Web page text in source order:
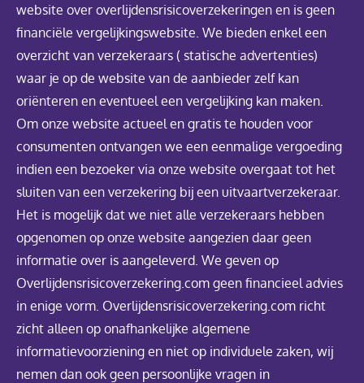
website over overlijdensrisicoverzekeringen en is geen
financiële vergelijkingswebsite. We bieden enkel een
overzicht van verzekeraars ( statische advertenties)
waar je op de website van de aanbieder zelf kan
oriënteren en eventueel een vergelijking kan maken.
Om onze website actueel en gratis te houden voor
consumenten ontvangen we een eenmalige vergoeding
indien een bezoeker via onze website overgaat tot het
sluiten van een verzekering bij een uitvaartverzekeraar.
Het is mogelijk dat we niet alle verzekeraars hebben
opgenomen op onze website aangezien daar geen
informatie over is aangeleverd. We geven op
Overlijdensrisicoverzekering.com geen financieel advies
in enige vorm. Overlijdensrisicoverzekering.com richt
zicht alleen op onafhankelijke algemene
informatievoorziening en niet op individuele zaken, wij
nemen dan ook geen persoonlijke vragen in